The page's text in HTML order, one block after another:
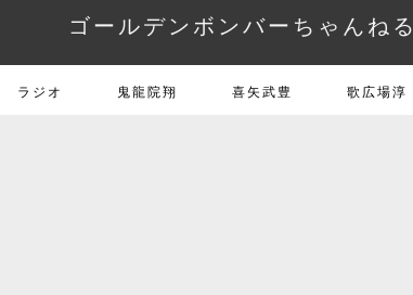
ゴールデンボンバーちゃんねる
ラジオ 鬼龍院翔 喜矢武豊 歌広場淳